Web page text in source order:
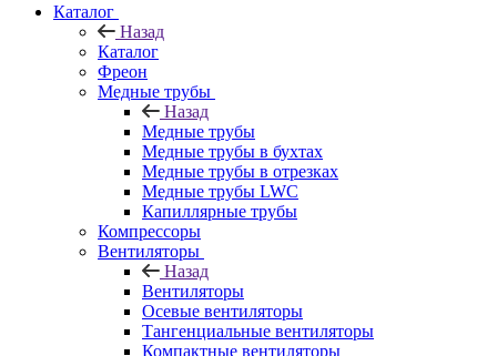
Каталог
Назад
Каталог
Фреон
Медные трубы
Назад
Медные трубы
Медные трубы в бухтах
Медные трубы в отрезках
Медные трубы LWC
Капиллярные трубы
Компрессоры
Вентиляторы
Назад
Вентиляторы
Осевые вентиляторы
Тангенциальные вентиляторы
Компактные вентиляторы